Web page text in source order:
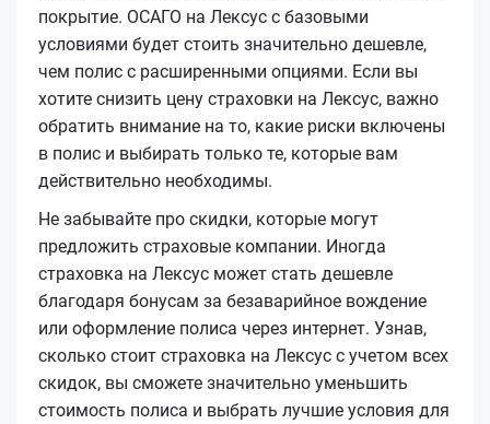
покрытие. ОСАГО на Лексус с базовыми
условиями будет стоить значительно дешевле,
чем полис с расширенными опциями. Если вы
хотите снизить цену страховки на Лексус, важно
обратить внимание на то, какие риски включены
в полис и выбирать только те, которые вам
действительно необходимы.
Не забывайте про скидки, которые могут
предложить страховые компании. Иногда
страховка на Лексус может стать дешевле
благодаря бонусам за безаварийное вождение
или оформление полиса через интернет. Узнав,
сколько стоит страховка на Лексус с учетом всех
скидок, вы сможете значительно уменьшить
стоимость полиса и выбрать лучшие условия для